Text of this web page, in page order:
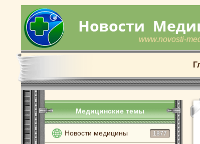
www.novosti-
Медицинские темы
Новости медицины 1877